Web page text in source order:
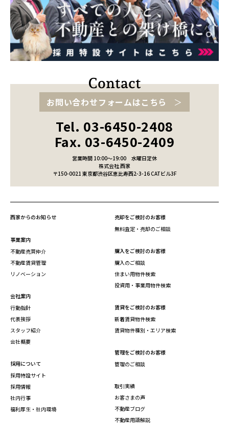
お問い合わせフォームはこちら
Tel. 03-6450-2408
Fax. 03-6450-2409
営業時間 10:00～19:00
水曜日定休
株式会社 西家
〒150-0021 東京都渋谷区恵比寿西2-3-16 CATビル3F
西家からのお知らせ
事業案内
不動産売買仲介
不動産賃貸管理
リノベーション
会社案内
行動指針
代表挨拶
スタッフ紹介
会社概要
採用について
採用特設サイト
採用情報
社内行事
福利厚生・社内環境
売却をご検討のお客様
無料査定・売却のご相談
購入をご検討のお客様
購入のご相談
住まい用物件検索
投資用・事業用物件検索
賃貸をご検討のお客様
新着賃貸物件検索
賃貸物件種別・エリア検索
管理をご検討のお客様
管理のご相談
取引実績
お客さまの声
不動産ブログ
不動産用語解説